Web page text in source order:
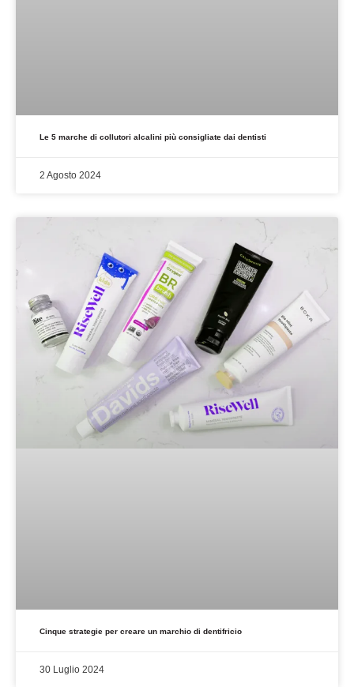
Le 5 marche di collutori alcalini più consigliate dai dentisti
2 Agosto 2024
Cinque strategie per creare un marchio di dentifricio
30 Luglio 2024